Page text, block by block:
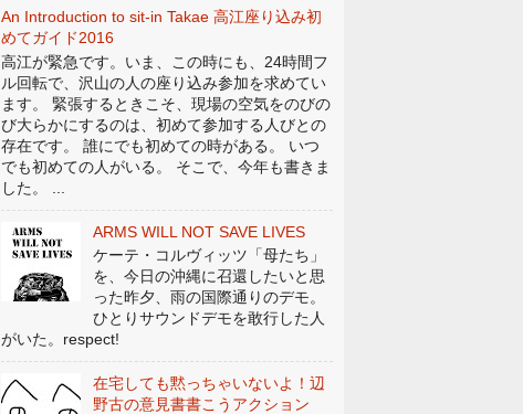
An Introduction to sit-in Takae 高江座り込み初
めてガイド2016
高江が緊急です。いま、この時にも、24時間フ
ル回転で、沢山の人の座り込み参加を求めてい
ます。 緊張するときこそ、現場の空気をのびの
び大らかにするのは、初めて参加する人びとの
存在です。 誰にでも初めての時がある。 いつ
でも初めての人がいる。 そこで、今年も書きま
した。 ...
ARMS WILL NOT SAVE LIVES
ケーテ・コルヴィッツ「母たち」
を、今日の沖縄に召還したいと思
った昨夕、雨の国際通りのデモ。
ひとりサウンドデモを敢行した人
がいた。respect!
在宅しても黙っちゃいないよ！辺
野古の意見書書こうアクション